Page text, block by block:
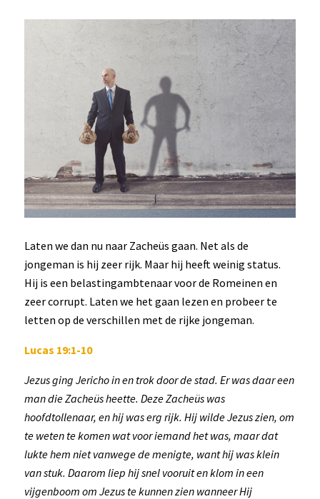
Laten we dan nu naar Zacheüs gaan. Net als de
jongeman is hij zeer rijk. Maar hij heeft weinig status.
Hij is een belastingambtenaar voor de Romeinen en
zeer corrupt. Laten we het gaan lezen en probeer te
letten op de verschillen met de rijke jongeman.
Lucas 19:1-10
Jezus ging Jericho in en trok door de stad. Er was daar een
man die Zacheüs heette. Deze Zacheüs was
hoofdtollenaar, en hij was erg rijk. Hij wilde Jezus zien, om
te weten te komen wat voor iemand het was, maar dat
lukte hem niet vanwege de menigte, want hij was klein
van stuk. Daarom liep hij snel vooruit en klom in een
vijgenboom om Jezus te kunnen zien wanneer Hij